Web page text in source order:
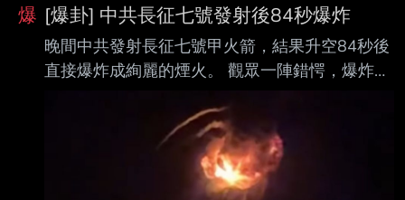
爆 [爆卦] 中共長征七號發射後84秒爆炸
晚間中共發射長征七號甲火箭，結果升空84秒後
直接爆炸成絢麗的煙火。 觀眾一陣錯愕，爆炸原
https://i.mopix.cc/DGewOA.jpg
https://i.mopix.cc/KTAtCp.jpg 致敬大稻埕煙火 --